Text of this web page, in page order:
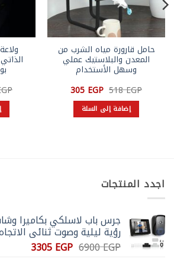
حامل قارورة مياه الشرب من
المعدن والبلاستيك عملي
وسهل الأستخدام
518EGP السعر
الأصلي
هو:
518 EGP.
305EGP السعر
الحالي
هو: إضافة إلى السلة
EGP
اجدد المنتجات
رؤية ليلية وصوت ثنائي
6900EGP السعر3305EGP السعر